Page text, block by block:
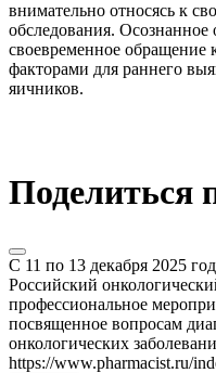
внимательно относясь к
обследования.
своевременное обращение
факторами для раннего
яичников.
Поделиться
C 11 по 13 декабря 2025
Российский
профессиональное
посвященное вопросам
онкологических
https://www.pharmacist.ru/